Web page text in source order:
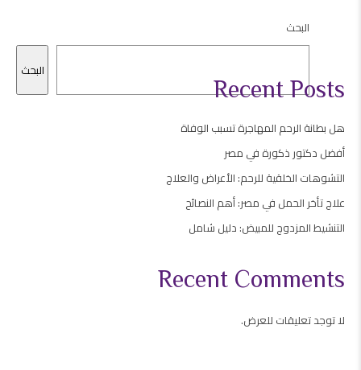
البحث
البحث
Recent Posts
هل بطانة الرحم المهاجرة تسبب الوفاة
أفضل دكتور ذكورة في مصر
التشوهات الخلقية للرحم: الأعراض والعلاج
علاج تأخر الحمل في مصر: أهم النصائح
التنشيط المزدوج للمبيض: دليل شامل
Recent Comments
لا توجد تعليقات للعرض.